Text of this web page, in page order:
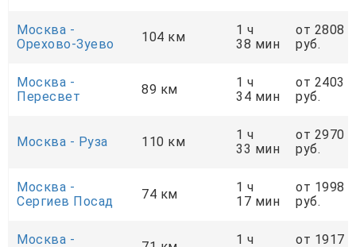
Москва -
Орехово-Зуево
104 км
1 ч
38 мин
от 2808
руб.
Москва -
Пересвет
89 км
1 ч
34 мин
от 2403
руб.
Москва - Руза 110 км
1 ч
33 мин
от 2970
руб.
Москва -
Сергиев Посад
74 км
1 ч
17 мин
от 1998
руб.
Москва -
1 ч
от 1917